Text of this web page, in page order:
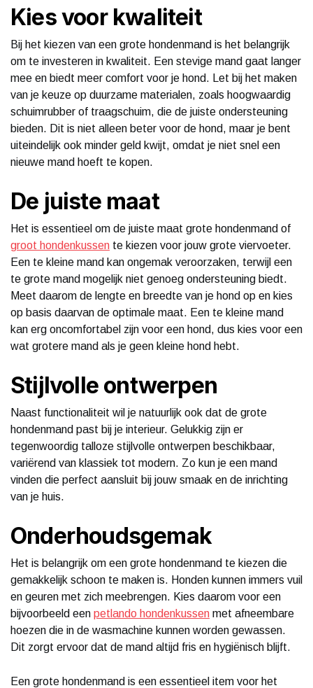
Kies voor kwaliteit
Bij het kiezen van een grote hondenmand is het belangrijk
om te investeren in kwaliteit. Een stevige mand gaat langer
mee en biedt meer comfort voor je hond. Let bij het maken
van je keuze op duurzame materialen, zoals hoogwaardig
schuimrubber of traagschuim, die de juiste ondersteuning
bieden. Dit is niet alleen beter voor de hond, maar je bent
uiteindelijk ook minder geld kwijt, omdat je niet snel een
nieuwe mand hoeft te kopen.
De juiste maat
Het is essentieel om de juiste maat grote hondenmand of
groot hondenkussen te kiezen voor jouw grote viervoeter.
Een te kleine mand kan ongemak veroorzaken, terwijl een
te grote mand mogelijk niet genoeg ondersteuning biedt.
Meet daarom de lengte en breedte van je hond op en kies
op basis daarvan de optimale maat. Een te kleine mand
kan erg oncomfortabel zijn voor een hond, dus kies voor een
wat grotere mand als je geen kleine hond hebt.
Stijlvolle ontwerpen
Naast functionaliteit wil je natuurlijk ook dat de grote
hondenmand past bij je interieur. Gelukkig zijn er
tegenwoordig talloze stijlvolle ontwerpen beschikbaar,
variërend van klassiek tot modern. Zo kun je een mand
vinden die perfect aansluit bij jouw smaak en de inrichting
van je huis.
Onderhoudsgemak
Het is belangrijk om een grote hondenmand te kiezen die
gemakkelijk schoon te maken is. Honden kunnen immers vuil
en geuren met zich meebrengen. Kies daarom voor een
bijvoorbeeld een petlando hondenkussen met afneembare
hoezen die in de wasmachine kunnen worden gewassen.
Dit zorgt ervoor dat de mand altijd fris en hygiënisch blijft.
Een grote hondenmand is een essentieel item voor het